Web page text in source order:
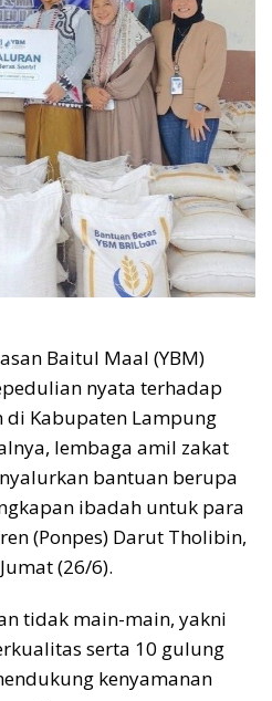
Baitul Maal (YBM)
nyata terhadap
Kabupaten Lampung
lembaga amil zakat
bantuan berupa
ibadah untuk para
(Ponpes) Darut Tholibin,
(26/6).
tidak main-main, yakni
serta 10 gulung
kenyamanan